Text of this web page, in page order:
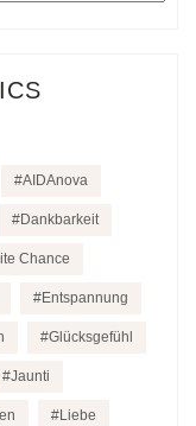
AIDAnova
Dankbarkeit
Chance
Entspannung
Glücksgefühl
Jaunti
Liebe